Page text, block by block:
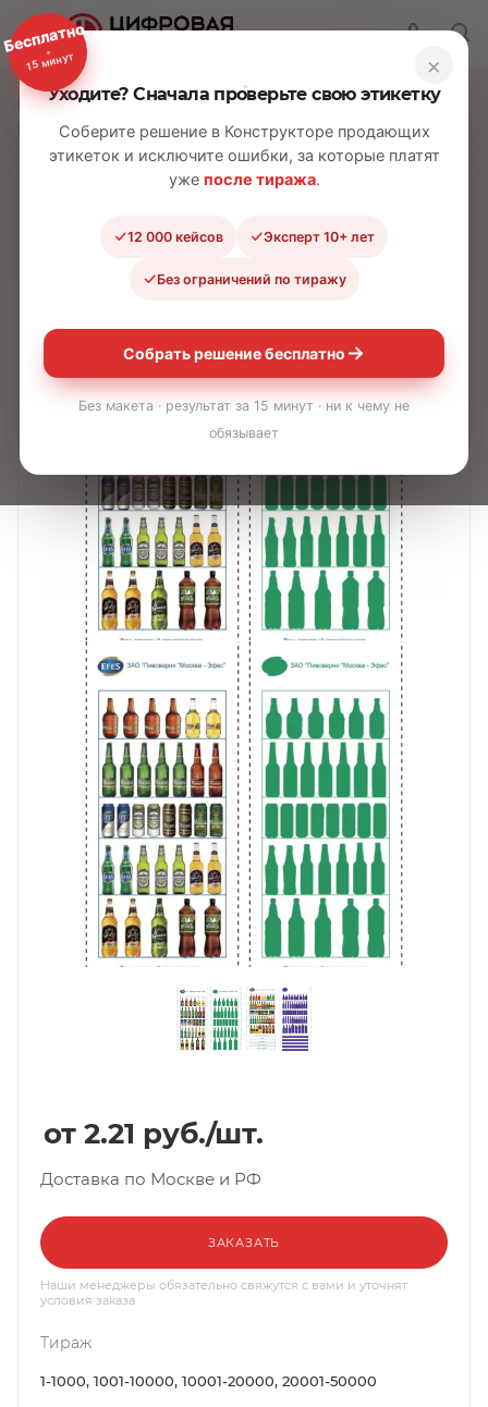
Главная — Каталог — Наклейки —
Наклейка с планограммой
Наклейка с
2.21 руб./шт.
Доставка по Москве и РФ
ЗАКАЗАТЬ
Наши менеджеры обязательно свяжутся с вами и уточнят
условия заказа
Тираж
1-1000, 1001-10000, 10001-20000, 20001-50000
Бесплатно
15 минут ×
Уходите? Сначала проверьте свою этикетку
Соберите решение в Конструкторе продающих
этикеток и исключите ошибки, за которые платят
уже после тиража.
12 000 кейсов Эксперт 10+ лет
Без ограничений по тиражу
Собрать решение бесплатно
Без макета · результат за 15 минут · ни к чему не
обязывает